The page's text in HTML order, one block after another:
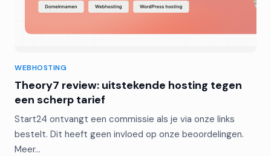
WEBHOSTING
Theory7 review: uitstekende hosting tegen
een scherp tarief
Start24 ontvangt een commissie als je via onze links
bestelt. Dit heeft geen invloed op onze beoordelingen.
Meer…